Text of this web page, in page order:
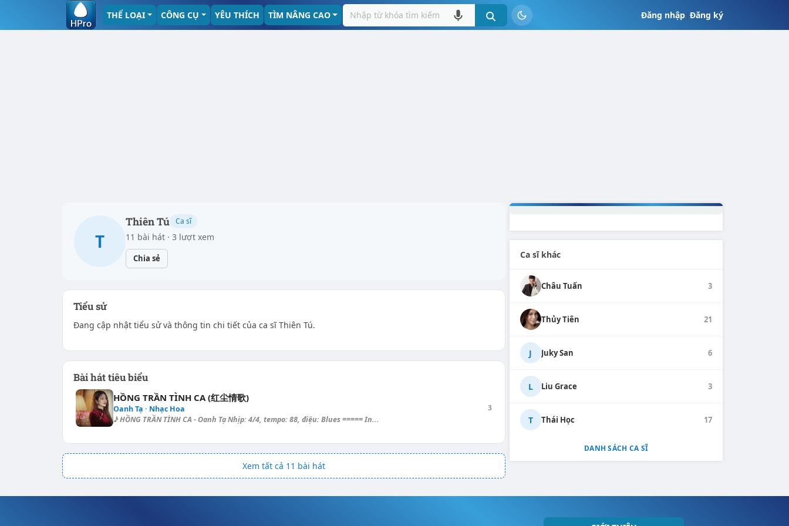
Đăng nhập|Đăng ký
THỂ LOẠI CÔNG CỤ YÊU THÍCH TÌM NÂNG CAO
T
Thiên Tú Ca sĩ
11 bài hát · 3 lượt xem
Chia sẻ
Tiểu sử
Đang cập nhật tiểu sử và thông tin chi tiết của ca sĩ Thiên Tú.
Bài hát tiêu biểu
HỒNG TRẦN TÌNH CA (红尘情歌)
Oanh Tạ · Nhạc Hoa
♪ HỒNG TRẦN TÌNH CA - Oanh Tạ Nhịp: 4/4, tempo: 88, điệu: Blues ===== In...
3
Xem tất cả 11 bài hát
Ca sĩ khác
Châu Tuấn 3
Thủy Tiên 21
J Juky San 6
L Liu Grace 3
T Thái Học 17
DANH SÁCH CA SĨ